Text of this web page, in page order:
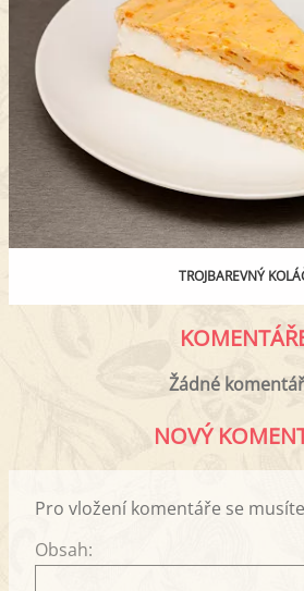
TROJBAREVNÝ
Žádné
NOVÝ
Pro vložení komentáře se musíte
Obsah: